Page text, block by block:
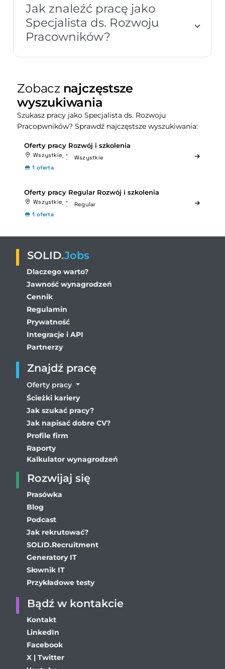
Jak znaleźć pracę jako
Specjalista ds. Rozwoju
Pracowników?
Zobacz najczęstsze
wyszukiwania
Szukasz pracy jako Specjalista ds. Rozwoju
Pracopwników? Sprawdź najczęstsze wyszukiwania:
Oferty pracy Rozwój i szkolenia
Wszystkie
Wszystkie
1 oferta
Oferty pracy Regular Rozwój i szkolenia
Wszystkie
Regular
1 oferta
SOLID.Jobs
Dlaczego warto?
Jawność wynagrodzeń
Cennik
Regulamin
Prywatność
Integracje i API
Partnerzy
Znajdź pracę
Oferty pracy
Ścieżki kariery
Jak szukać pracy?
Jak napisać dobre CV?
Profile firm
Raporty
Kalkulator wynagrodzeń
Rozwijaj się
Prasówka
Blog
Podcast
Jak rekrutować?
SOLID.Recruitment
Generatory IT
Słownik IT
Przykładowe testy
Bądź w kontakcie
Kontakt
LinkedIn
Facebook
X | Twitter